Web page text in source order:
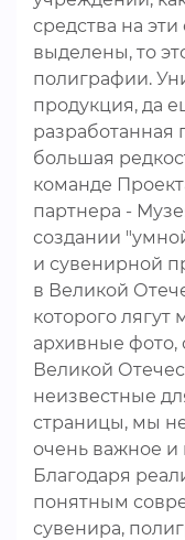
средства на эти
выделены, то
полиграфии.
продукция, да
большая
команде
партнера -
создании
и сувенирной
в Великой
которого
архивные фото,
Великой
неизвестные
страницы, мы
очень важное
Благодаря
понятным
сувенира,